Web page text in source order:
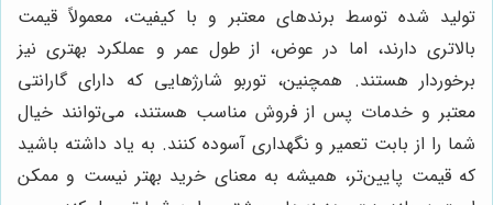
تولید شده توسط برندهای معتبر و با کیفیت، معمولاً قیمت
بالاتری دارند، اما در عوض، از طول عمر و عملکرد بهتری نیز
برخوردار هستند. همچنین، توربو شارژهایی که دارای گارانتی
معتبر و خدمات پس از فروش مناسب هستند، می‌توانند خیال
شما را از بابت تعمیر و نگهداری آسوده کنند. به یاد داشته باشید
که قیمت پایین‌تر، همیشه به معنای خرید بهتر نیست و ممکن